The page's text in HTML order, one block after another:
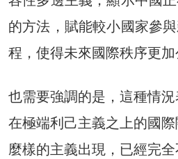
的方法，賦能較小國家參
程，使得未來國際秩序更加
也需要強調的是，這種情
在極端利己主義之上的國
麼樣的主義出現，已經完